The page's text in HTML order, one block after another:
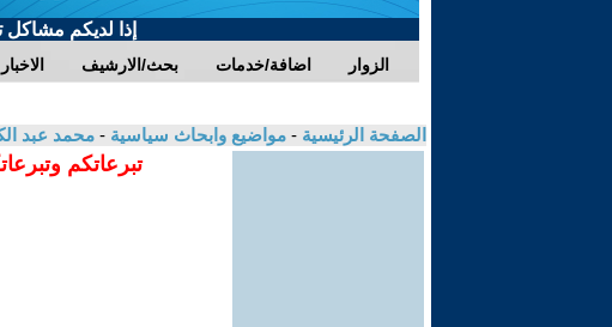
إذا لديكم مشاكل
الاخبار بحث/الارشيف اضافة/خدمات الزوار
الصفحة الرئيسية - مواضيع وابحاث سياسية - محمد عبد
تبرعاتكم